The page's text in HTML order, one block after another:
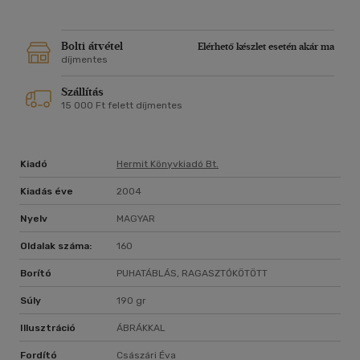
mágiájához, megpróbálkozván a mágikus numerológiai
ráolvasással és varázslással befolyásolni a sorsot, majd így
az önmegismerés eszközét és az élet nehézségeinek és
kríziseinek megoldási lehetőségeit nyújtja. E könyv
Bolti átvétel
Elérhető készlet esetén akár ma
díjmentes
Szállítás
15 000 Ft felett díjmentes
Kiadó Hermit Könyvkiadó Bt.
Kiadás éve 2004
Nyelv MAGYAR
Oldalak száma: 160
Borító PUHATÁBLÁS, RAGASZTÓKÖTÖTT
Súly 190 gr
Illusztráció ÁBRÁKKAL
Fordító Császári Éva